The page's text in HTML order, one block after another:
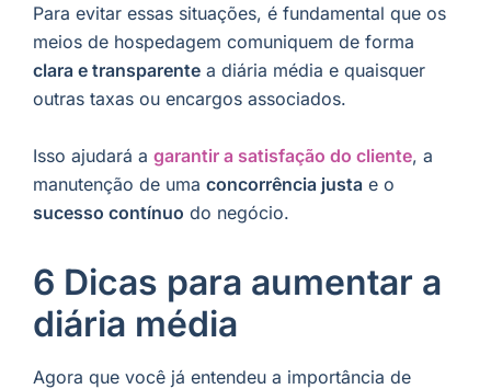
Para evitar essas situações, é fundamental que os
meios de hospedagem comuniquem de forma
clara e transparente a diária média e quaisquer
outras taxas ou encargos associados.
Isso ajudará a garantir a satisfação do cliente, a
manutenção de uma concorrência justa e o
sucesso contínuo do negócio.
6 Dicas para aumentar a
diária média
Agora que você já entendeu a importância de